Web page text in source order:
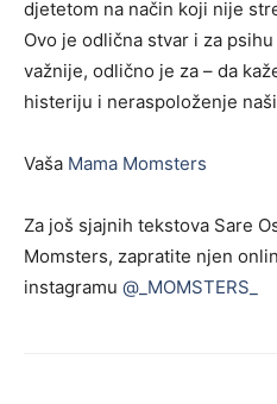
djetetom na način koji nije
Ovo je odlična stvar i za
važnije, odlično je za – da
histeriju i neraspoloženje
Vaša Mama Momsters
Za još sjajnih tekstova Sare
Momsters, zapratite njen
instagramu @_MOMSTERS_